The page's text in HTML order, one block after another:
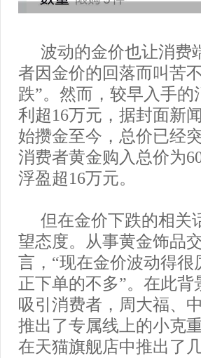
波动的金价也让消费
者因金价的回落而叫苦
跌”。然而，较早入手
利超16万元，据封面新
始攒金至今，总价已经
消费者黄金购入总价为
浮盈超16万元。
但在金价下跌的相关
望态度。从事黄金饰品
言，“现在金价波动得
正下单的不多”。在此
吸引消费者，周大福、
推出了专属线上的小克
在天猫旗舰店中推出了